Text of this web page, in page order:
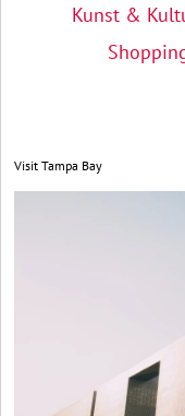
Kunst &
Visit Tampa Bay